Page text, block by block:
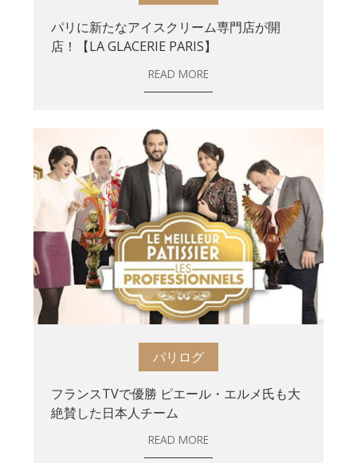
パリに新たなアイスクリーム専門店が開
店！【LA GLACERIE PARIS】
READ MORE
パリログ
フランスTVで優勝 ピエール・エルメ氏も大
絶賛した日本人チーム
READ MORE